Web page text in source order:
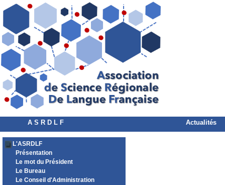
A S R D L F Actualités
L'ASRDLF
Présentation
Le mot du Président
Le Bureau
Le Conseil d'Administration